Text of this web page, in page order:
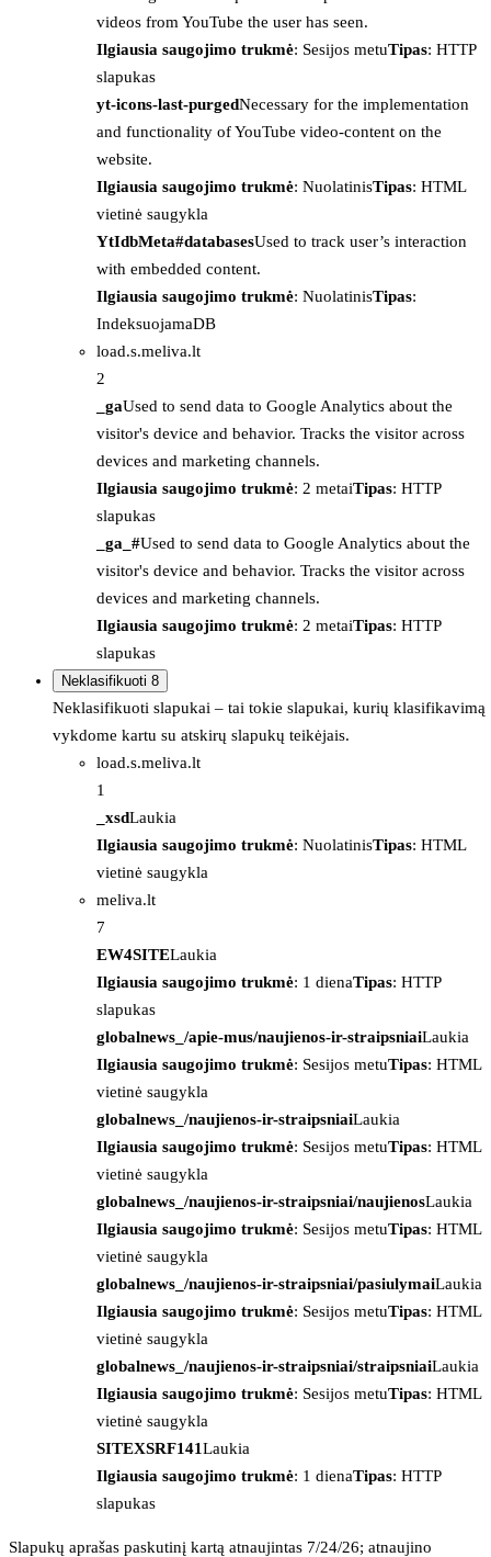
videos from YouTube the user has seen.
Ilgiausia saugojimo trukmė: Sesijos metuTipas: HTTP
slapukas
yt-icons-last-purgedNecessary for the implementation
and functionality of YouTube video-content on the
website.
Ilgiausia saugojimo trukmė: NuolatinisTipas: HTML
vietinė saugykla
YtIdbMeta#databasesUsed to track user’s interaction
with embedded content.
Ilgiausia saugojimo trukmė: NuolatinisTipas:
IndeksuojamaDB
load.s.meliva.lt
2
_gaUsed to send data to Google Analytics about the
visitor's device and behavior. Tracks the visitor across
devices and marketing channels.
Ilgiausia saugojimo trukmė: 2 metaiTipas: HTTP
slapukas
_ga_#Used to send data to Google Analytics about the
visitor's device and behavior. Tracks the visitor across
devices and marketing channels.
Ilgiausia saugojimo trukmė: 2 metaiTipas: HTTP
slapukas
Neklasifikuoti 8
Neklasifikuoti slapukai – tai tokie slapukai, kurių klasifikavimą
vykdome kartu su atskirų slapukų teikėjais.
load.s.meliva.lt
1
_xsdLaukia
Ilgiausia saugojimo trukmė: NuolatinisTipas: HTML
vietinė saugykla
meliva.lt
7
EW4SITELaukia
Ilgiausia saugojimo trukmė: 1 dienaTipas: HTTP
slapukas
globalnews_/apie-mus/naujienos-ir-straipsniaiLaukia
Ilgiausia saugojimo trukmė: Sesijos metuTipas: HTML
vietinė saugykla
globalnews_/naujienos-ir-straipsniaiLaukia
Ilgiausia saugojimo trukmė: Sesijos metuTipas: HTML
vietinė saugykla
globalnews_/naujienos-ir-straipsniai/naujienosLaukia
Ilgiausia saugojimo trukmė: Sesijos metuTipas: HTML
vietinė saugykla
globalnews_/naujienos-ir-straipsniai/pasiulymaiLaukia
Ilgiausia saugojimo trukmė: Sesijos metuTipas: HTML
vietinė saugykla
globalnews_/naujienos-ir-straipsniai/straipsniaiLaukia
Ilgiausia saugojimo trukmė: Sesijos metuTipas: HTML
vietinė saugykla
SITEXSRF141Laukia
Ilgiausia saugojimo trukmė: 1 dienaTipas: HTTP
slapukas
Slapukų aprašas paskutinį kartą atnaujintas 7/24/26; atnaujino